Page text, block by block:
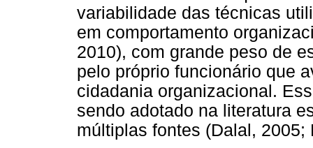
variabilidade das técnicas
em comportamento
2010), com grande peso de
pelo próprio funcionário que
cidadania organizacional.
sendo adotado na literatura
múltiplas fontes (Dalal,